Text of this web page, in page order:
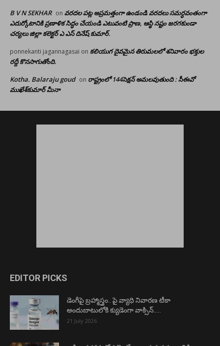
B V N SEKHAR on వరదల పట్ల అప్రమత్తంగా ఉండండి వరదలు సమర్ధవంతంగా
ఎదుర్కోటానికి ప్రణాళిక సిద్ధం చేయండి ఎటువంటి ప్రాణ, ఆస్థి నష్టం జరగకుండా
చర్యలు జిల్లా కలెక్టర్ ఎ ఎస్ దినేష్ కుమార్.
ponnekanti jagannagasai on కలియుగ దైవమైన తిరుమలలో శనివారం భక్తుల
రద్దీ కొనసాగుతోంది.
Kotha. Balaraju goud on రాష్ట్రంలో 144సెక్షన్ అమలవుతుంది : సీఈవో
ముఖేశ్‌కుమార్‌ మీనా
EDITOR PICKS
డెంగీపై బ్రహ్మాస్త్రం.. పై వ్యాధి నివారణ టీకా
అందుబాటులోకి క్యుడెంగా వాక్సిన్…..
21 July 2026